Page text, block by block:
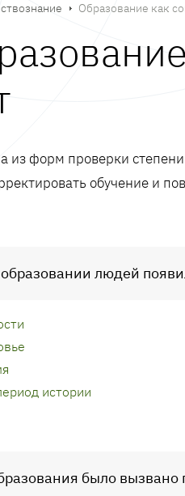
Образование как
из форм проверки
обучение и
людей
истории
было вызвано